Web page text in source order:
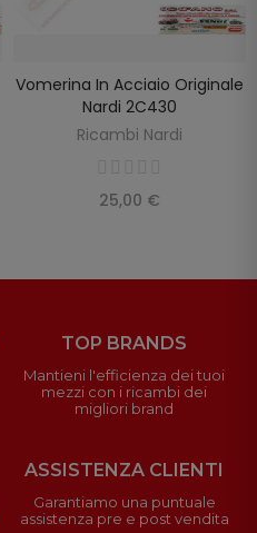
AGGIUNGI AL CARRELLO
Vomerina In Acciaio Originale
Nardi 2C430
Ricambi Nardi
25,00 €
TOP BRANDS
Mantieni l'efficienza dei tuoi
mezzi con i ricambi dei
migliori brand
ASSISTENZA CLIENTI
Garantiamo una puntuale
assistenza pre e post vendita